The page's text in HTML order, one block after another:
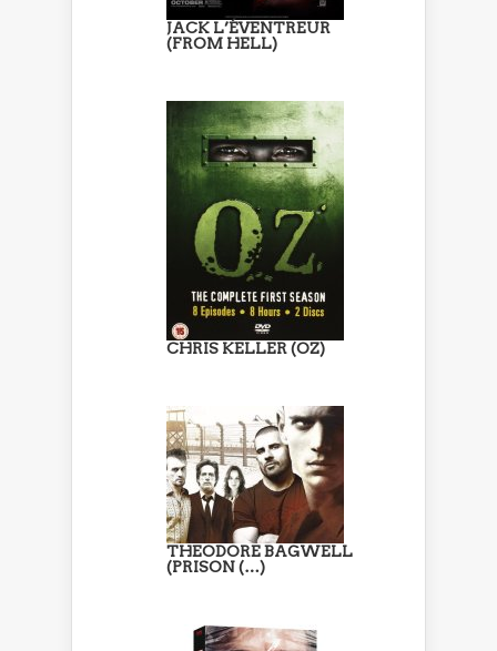
JACK L’ÉVENTREUR
(FROM HELL)
CHRIS KELLER (OZ)
THEODORE BAGWELL
(PRISON (…)